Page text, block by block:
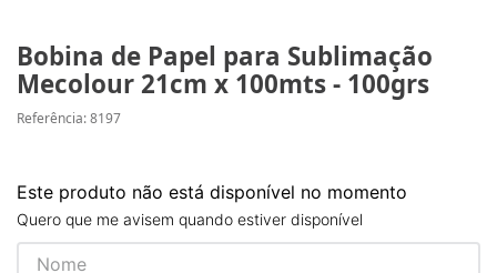
Bobina de Papel para Sublimação
Mecolour 21cm x 100mts - 100grs
Referência:8197
Este produto não está disponível no momento
Quero que me avisem quando estiver disponível